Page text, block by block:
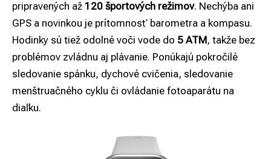
pripravených až 120 športových režimov. Nechýba ani
GPS a novinkou je prítomnosť barometra a kompasu.
Hodinky sú tiež odolné voči vode do 5 ATM, takže bez
problémov zvládnu aj plávanie. Ponúkajú pokročilé
sledovanie spánku, dychové cvičenia, sledovanie
menštruačného cyklu či ovládanie fotoaparátu na
diaľku.